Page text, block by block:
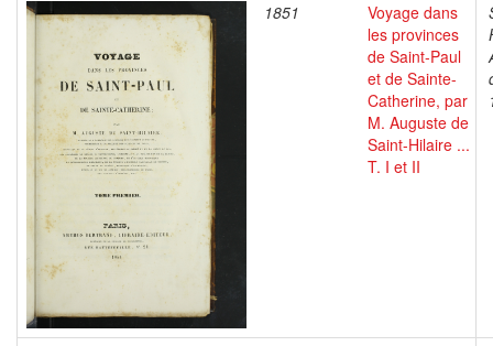
1851
Voyage dans
les provinces
de Saint-Paul
et de Sainte-
Catherine, par
M. Auguste de
Saint-Hilaire ...
T. I et II